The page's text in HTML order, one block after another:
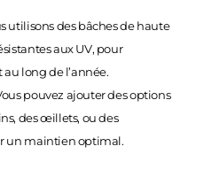
utilisons des bâches de haute
aux UV, pour
long de l’année.
pouvez ajouter des options
des œillets, ou des
un maintien optimal.